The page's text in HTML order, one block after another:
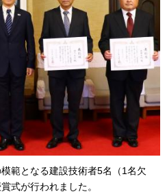
範となる建設技術者5名（1名欠
式が行われました。